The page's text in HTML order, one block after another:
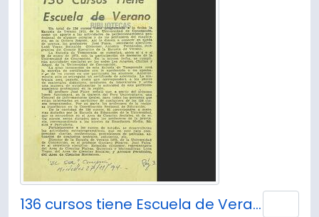
136 cursos tiene Escuela de Verano